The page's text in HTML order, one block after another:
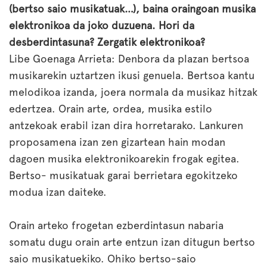
(bertso saio musikatuak…), baina oraingoan musika
elektronikoa da joko duzuena. Hori da
desberdintasuna? Zergatik elektronikoa?
Libe Goenaga Arrieta: Denbora da plazan bertsoa
musikarekin uztartzen ikusi genuela. Bertsoa kantu
melodikoa izanda, joera normala da musikaz hitzak
edertzea. Orain arte, ordea, musika estilo
antzekoak erabil izan dira horretarako. Lankuren
proposamena izan zen gizartean hain modan
dagoen musika elektronikoarekin frogak egitea.
Bertso- musikatuak garai berrietara egokitzeko
modua izan daiteke.
Orain arteko frogetan ezberdintasun nabaria
somatu dugu orain arte entzun izan ditugun bertso
saio musikatuekiko. Ohiko bertso-saio